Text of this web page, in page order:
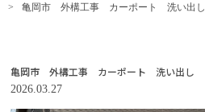
亀岡市 外構工事 カーポート 洗い出し
亀岡市 外構工事 カーポート 洗い出し
2026.03.27